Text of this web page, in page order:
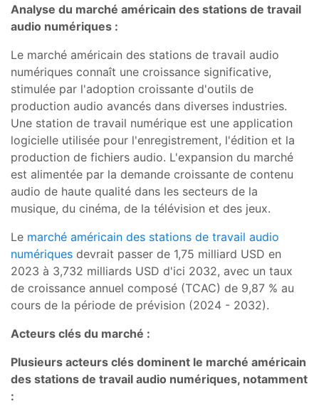
Analyse du marché américain des stations de travail
audio numériques :
Le marché américain des stations de travail audio
numériques connaît une croissance significative,
stimulée par l'adoption croissante d'outils de
production audio avancés dans diverses industries.
Une station de travail numérique est une application
logicielle utilisée pour l'enregistrement, l'édition et la
production de fichiers audio. L'expansion du marché
est alimentée par la demande croissante de contenu
audio de haute qualité dans les secteurs de la
musique, du cinéma, de la télévision et des jeux.
Le marché américain des stations de travail audio
numériques devrait passer de 1,75 milliard USD en
2023 à 3,732 milliards USD d'ici 2032, avec un taux
de croissance annuel composé (TCAC) de 9,87 % au
cours de la période de prévision (2024 - 2032).
Acteurs clés du marché :
Plusieurs acteurs clés dominent le marché américain
des stations de travail audio numériques, notamment
: